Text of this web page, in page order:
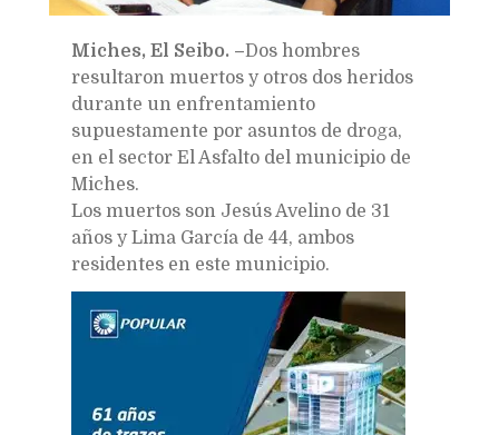
Miches, El Seibo. –Dos hombres
resultaron muertos y otros dos heridos
durante un enfrentamiento
supuestamente por asuntos de droga,
en el sector El Asfalto del municipio de
Miches.
Los muertos son Jesús Avelino de 31
años y Lima García de 44, ambos
residentes en este municipio.